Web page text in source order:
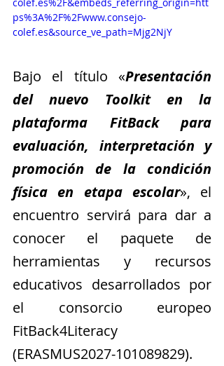
ps%3A%2F%2Fwww.consejo-
colef.es&source_ve_path=Mjg2NjY
Bajo el título «Presentación
del nuevo Toolkit en la
plataforma FitBack para
evaluación, interpretación y
promoción de la condición
física en etapa escolar», el
encuentro servirá para dar a
conocer el paquete de
herramientas y recursos
educativos desarrollados por
el consorcio europeo
FitBack4Literacy
(ERASMUS2027-101089829).